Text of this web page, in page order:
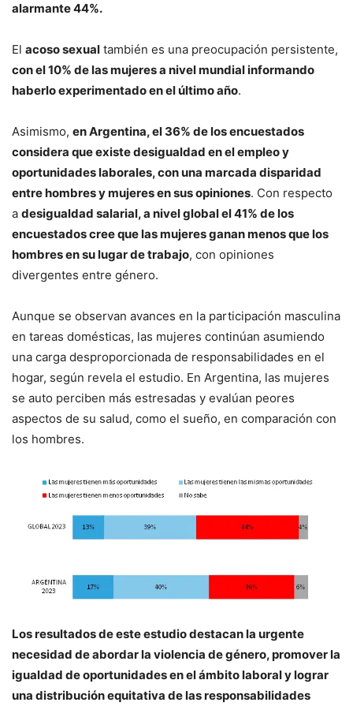
alarmante 44%.
El acoso sexual también es una preocupación persistente,
con el 10% de las mujeres a nivel mundial informando
haberlo experimentado en el último año.
Asimismo, en Argentina, el 36% de los encuestados
considera que existe desigualdad en el empleo y
oportunidades laborales, con una marcada disparidad
entre hombres y mujeres en sus opiniones. Con respecto
a desigualdad salarial, a nivel global el 41% de los
encuestados cree que las mujeres ganan menos que los
hombres en su lugar de trabajo, con opiniones
divergentes entre género.
Aunque se observan avances en la participación masculina
en tareas domésticas, las mujeres continúan asumiendo
una carga desproporcionada de responsabilidades en el
hogar, según revela el estudio. En Argentina, las mujeres
se auto perciben más estresadas y evalúan peores
aspectos de su salud, como el sueño, en comparación con
los hombres.
Los resultados de este estudio destacan la urgente
necesidad de abordar la violencia de género, promover la
igualdad de oportunidades en el ámbito laboral y lograr
una distribución equitativa de las responsabilidades